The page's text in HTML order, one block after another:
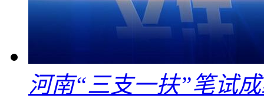
河南“三支一扶”笔试